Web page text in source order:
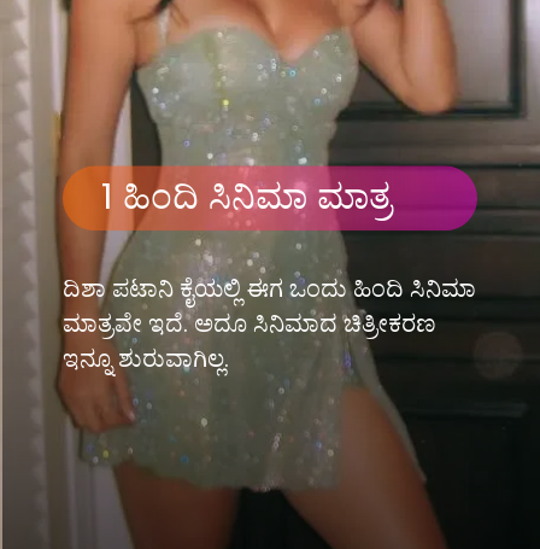
ದಿಶಾ ಪಟಾನಿ ಕೈಯಲ್ಲಿ ಈಗ ಒಂದು ಹಿಂದಿ ಸಿನಿಮಾ
ಮಾತ್ರವೇ ಇದೆ. ಅದೂ ಸಿನಿಮಾದ ಚಿತ್ರೀಕರಣ
ಇನ್ನೂ ಶುರುವಾಗಿಲ್ಲ.
1 ಹಿಂದಿ ಸಿನಿಮಾ ಮಾತ್ರ